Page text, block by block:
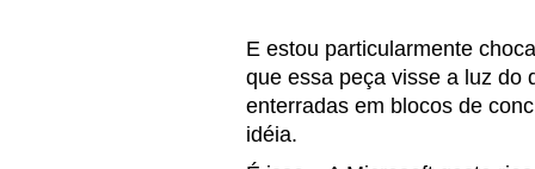
E estou particularmente
que essa peça visse a luz do
enterradas em blocos de
idéia.